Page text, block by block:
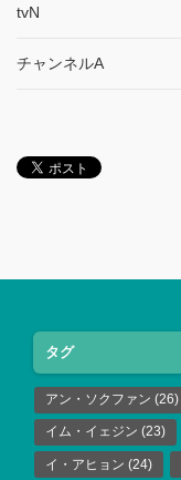
tvN
チャンネルA
タグ
アン・ソクファン (26)
イム・イェジン (23)
イ・アヒョン (24)